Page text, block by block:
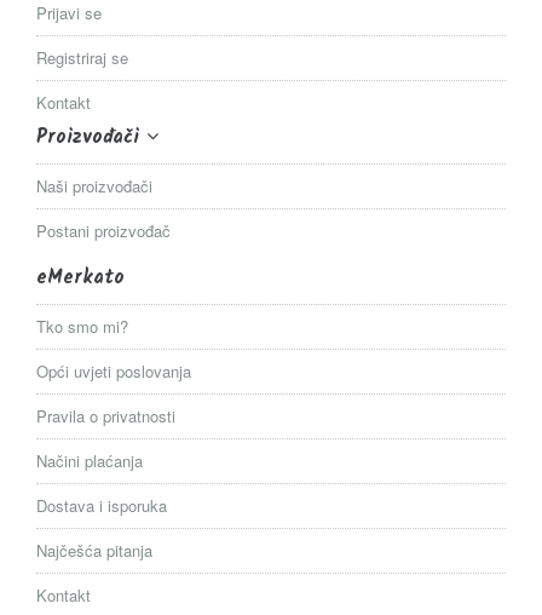
Prijavi se
Registriraj se
Kontakt
Proizvođači
Naši proizvođači
Postani proizvođač
eMerkato
Tko smo mi?
Opći uvjeti poslovanja
Pravila o privatnosti
Načini plaćanja
Dostava i isporuka
Najčešća pitanja
Kontakt